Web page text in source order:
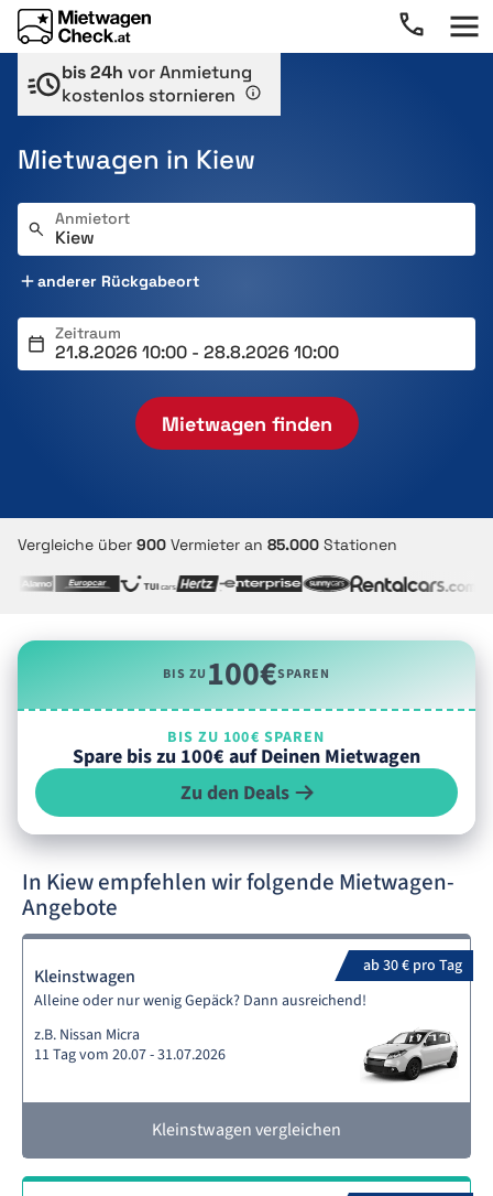
bis 24h vor Anmietung
kostenlos stornieren
Mietwagen in Kiew
Anmietort
anderer Rückgabeort
Zeitraum
Mietwagen finden
Vergleiche über 900 Vermieter an 85.000 Stationen
BIS ZU100€SPAREN
BIS ZU 100€ SPAREN
Spare bis zu 100€ auf Deinen Mietwagen
Zu den Deals
In Kiew empfehlen wir folgende Mietwagen-
Angebote
ab 30 € pro Tag
Kleinstwagen
Alleine oder nur wenig Gepäck? Dann ausreichend!
z.B. Nissan Micra
11 Tag vom 20.07 - 31.07.2026
Kleinstwagen vergleichen